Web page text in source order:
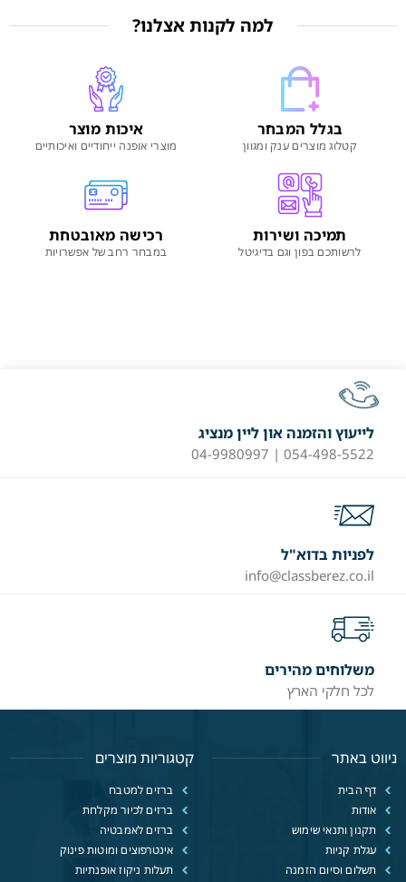
למה לקנות אצלנו?
בגלל המבחר
קטלוג מוצרים ענק ומגוון
איכות מוצר
מוצרי אופנה ייחודיים ואיכותיים
תמיכה ושירות
לרשותכם בפון וגם בדיגיטל
רכישה מאובטחת
במבחר רחב של אפשרויות
לייעוץ והזמנה און ליין מנציג
054-498-5522 | 04-9980997
לפניות בדוא"ל
info@classberez.co.il
משלוחים מהירים
לכל חלקי הארץ
ניווט באתר
דף הבית
אודות
תקנון ותנאי שימוש
עגלת קניות
תשלום וסיום הזמנה
קטגוריות מוצרים
ברזים למטבח
ברזים לכיור מקלחת
ברזים לאמבטיה
אינטרפוצים ומוטות פינוק
תעלות ניקוז אופנתיות